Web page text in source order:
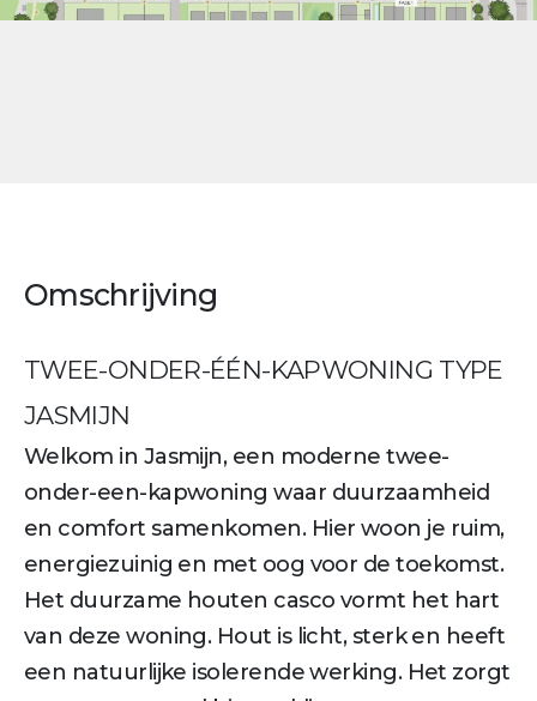
Omschrijving
TWEE-ONDER-ÉÉN-KAPWONING TYPE
JASMIJN
Welkom in Jasmijn, een moderne twee-
onder-een-kapwoning waar duurzaamheid
en comfort samenkomen. Hier woon je ruim,
energiezuinig en met oog voor de toekomst.
Het duurzame houten casco vormt het hart
van deze woning. Hout is licht, sterk en heeft
een natuurlijke isolerende werking. Het zorgt